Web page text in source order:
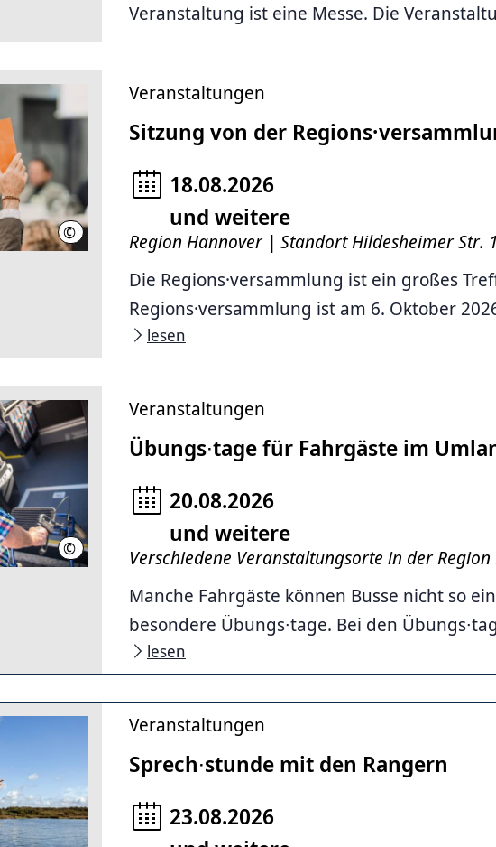
Veranstaltung ist eine Messe. Die
© Philipp Schröder, Region Hannover
Veranstaltungen
Sitzung von der
18.08.2026
und weitere
Region Hannover | Standort Hildesheimer Str.
Die Regions·versammlung ist ein großes
Regions·versammlung ist am 6. Oktober
lesen
© Nick Langer/regiobus
Veranstaltungen
Übungs∙tage für Fahrgäste im
20.08.2026
und weitere
Verschiedene Veranstaltungsorte in der
Manche Fahrgäste können Busse nicht so
besondere Übungs∙tage. Bei den
lesen
Veranstaltungen
Sprech∙stunde mit den Rangern
23.08.2026